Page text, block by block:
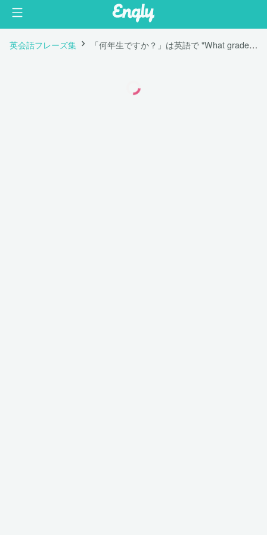
英会話フレーズ集 「何年生ですか？」は英語で "What grade are you in? "